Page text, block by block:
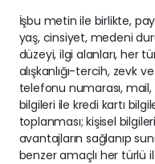
İşbu metin ile birlikte,
yaş, cinsiyet, medeni
düzeyi, ilgi alanları, her
alışkanlığı-tercih, zevk
telefonu numarası,
bilgileri ile kredi kartı
toplanması; kişisel
avantajların sağlanıp
benzer amaçlı her türlü